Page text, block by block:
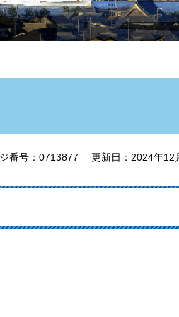
番号：0713877 更新日：2024年12